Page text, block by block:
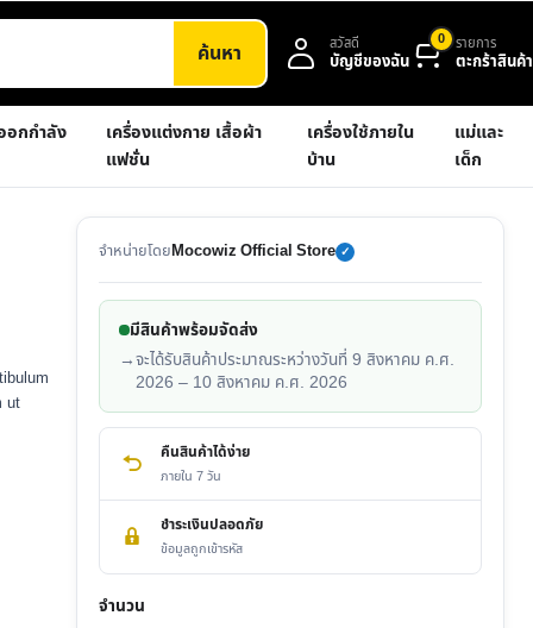
ค้นหา สวัสดี
บัญชีของฉัน
0 รายการ
ตะกร้าสินค้า
อกกำลัง
เครื่องแต่งกาย เสื้อผ้า
แฟชั่น
เครื่องใช้ภายใน
บ้าน
แม่และ
เด็ก
ut
จำหน่ายโดยMocowiz Official Store ✓
มีสินค้าพร้อมจัดส่ง
→จะได้รับสินค้าประมาณระหว่างวันที่ 9 สิงหาคม ค.ศ.
2026 – 10 สิงหาคม ค.ศ. 2026
คืนสินค้าได้ง่าย
ภายใน 7 วัน
ชำระเงินปลอดภัย
ข้อมูลถูกเข้ารหัส
จำนวน